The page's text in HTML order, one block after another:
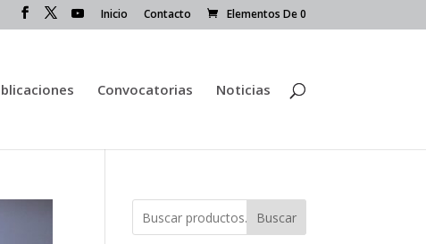
Inicio Contacto Elementos De 0
Convocatorias Noticias
Buscar